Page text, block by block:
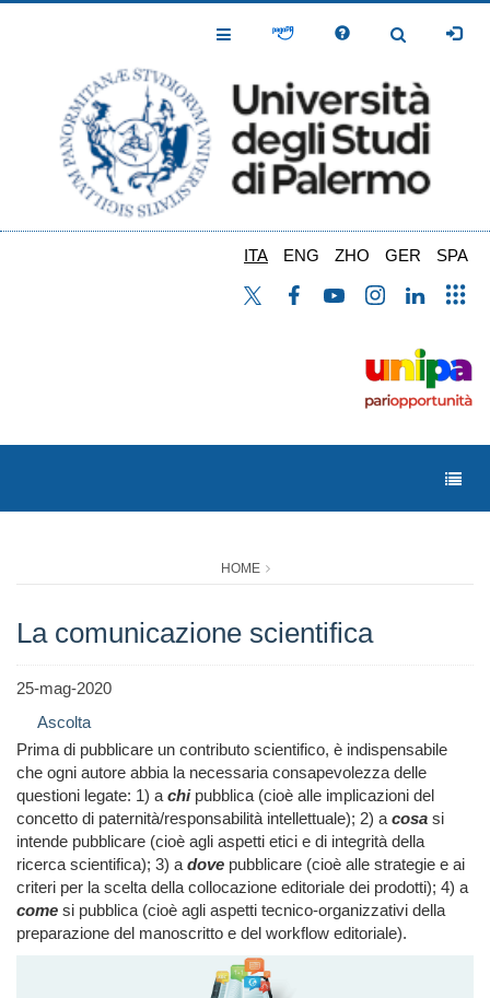
Toggle
Toggle
ITA ENG ZHO GER SPA
HOME
La comunicazione scientifica
25-mag-2020
Ascolta
Prima di pubblicare un contributo scientifico, è indispensabile
che ogni autore abbia la necessaria consapevolezza delle
questioni legate: 1) achipubblica (cioè alle implicazioni del
concetto di paternità/responsabilità intellettuale); 2) acosa si
intende pubblicare (cioè agli aspetti etici e di integrità della
ricerca scientifica); 3) adove pubblicare (cioè alle strategie e ai
criteri per la scelta della collocazione editoriale dei prodotti); 4) a
come si pubblica (cioè agli aspetti tecnico-organizzativi della
preparazione del manoscritto e del workflow editoriale).